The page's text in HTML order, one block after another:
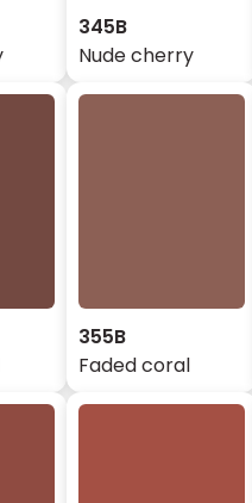
345B
Nude cherry
355B
Faded coral